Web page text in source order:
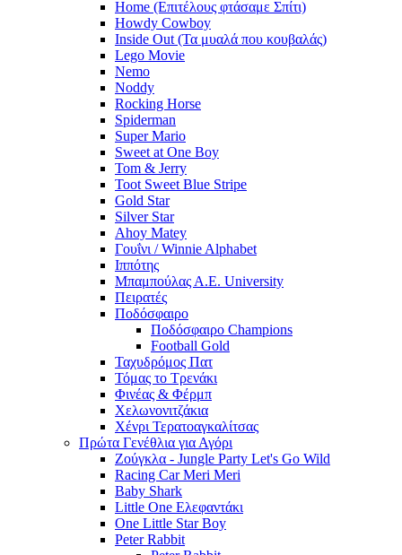
Home (Επιτέλους φτάσαμε Σπίτι)
Howdy Cowboy
Inside Out (Τα μυαλά που κουβαλάς)
Lego Movie
Nemo
Noddy
Rocking Horse
Spiderman
Super Mario
Sweet at One Boy
Tom & Jerry
Toot Sweet Blue Stripe
Gold Star
Silver Star
Ahoy Matey
Γουΐνι / Winnie Alphabet
Ιππότης
Μπαμπούλας Α.Ε. University
Πειρατές
Ποδόσφαιρο
Ποδόσφαιρο Champions
Football Gold
Ταχυδρόμος Πατ
Τόμας το Τρενάκι
Φινέας & Φέρμπ
Χελωνονιτζάκια
Χένρι Τερατοαγκαλίτσας
Πρώτα Γενέθλια για Αγόρι
Ζούγκλα - Jungle Party Let's Go Wild
Racing Car Meri Meri
Baby Shark
Little One Ελεφαντάκι
One Little Star Boy
Peter Rabbit